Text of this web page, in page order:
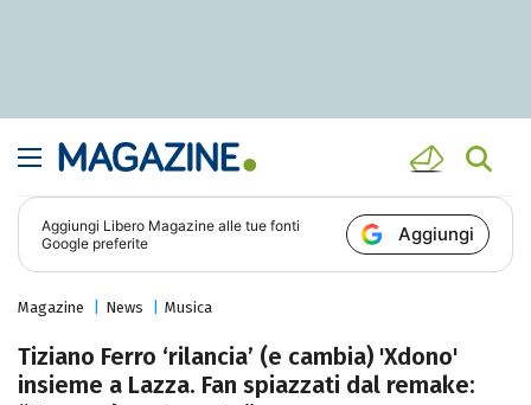
Aggiungi Libero Magazine alle tue fonti
Google preferite
Aggiungi
Magazine News Musica
Tiziano Ferro ‘rilancia’ (e cambia) 'Xdono'
insieme a Lazza. Fan spiazzati dal remake: